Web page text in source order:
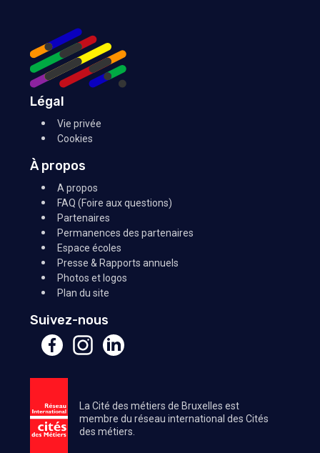
Légal
Vie privée
Cookies
À propos
A propos
FAQ (Foire aux questions)
Partenaires
Permanences des partenaires
Espace écoles
Presse & Rapports annuels
Photos et logos
Plan du site
Suivez-nous
La Cité des métiers de Bruxelles est
membre du réseau international des Cités
des métiers.